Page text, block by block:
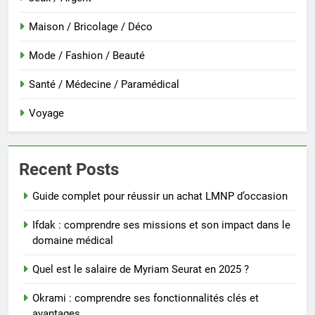
Maison / Bricolage / Déco
Mode / Fashion / Beauté
Santé / Médecine / Paramédical
Voyage
Recent Posts
Guide complet pour réussir un achat LMNP d’occasion
Ifdak : comprendre ses missions et son impact dans le
domaine médical
Quel est le salaire de Myriam Seurat en 2025 ?
Okrami : comprendre ses fonctionnalités clés et